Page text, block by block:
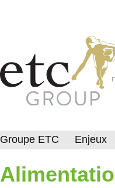
Groupe ETC Enjeux